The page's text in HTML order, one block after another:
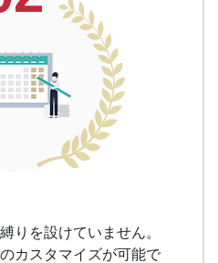
りを設けていません。
カスタマイズが可能で